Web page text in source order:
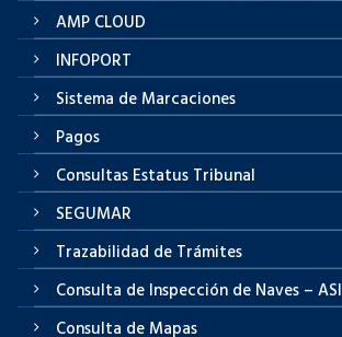
AMP CLOUD
INFOPORT
Sistema de Marcaciones
Pagos
Consultas Estatus Tribunal
SEGUMAR
Trazabilidad de Trámites
Consulta de Inspección de Naves – ASI
Consulta de Mapas